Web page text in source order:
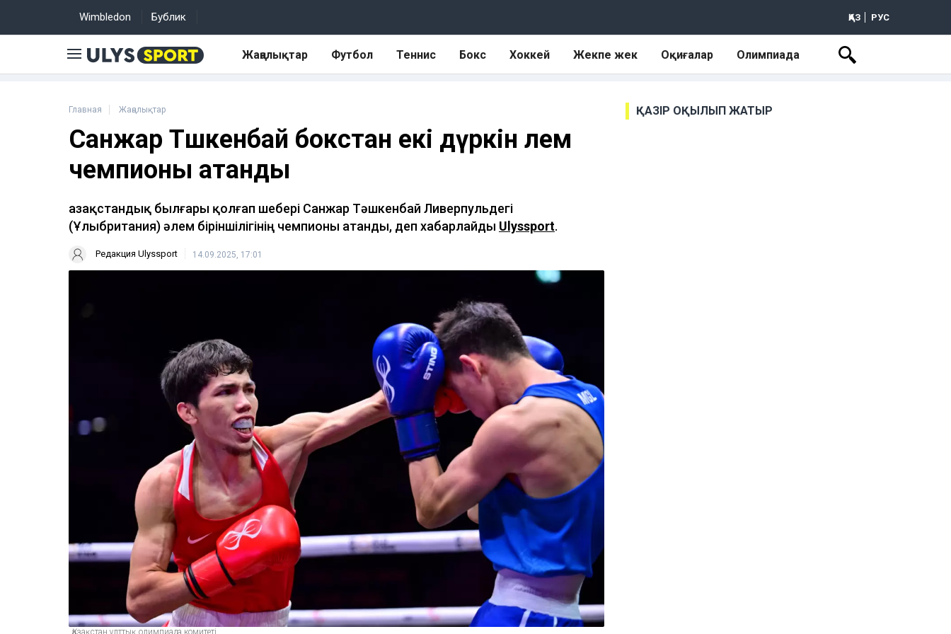
Wimbledon Бублик ҚАЗ РУС
Жаңалықтар Футбол Теннис Бокс Хоккей Жекпе жек Оқиғалар Олимпиада
Главная Жаңалықтар
Санжар Тәшкенбай бокстан екі дүркін әлем
чемпионы атанды
Қазақстандық былғары қолғап шебері Санжар Тәшкенбай Ливерпульдегі
(Ұлыбритания) әлем біріншілігінің чемпионы атанды, деп хабарлайды Ulyssport.
Редакция Ulyssport 14.09.2025, 17:01
ҚАЗІР ОҚЫЛЫП ЖАТЫР